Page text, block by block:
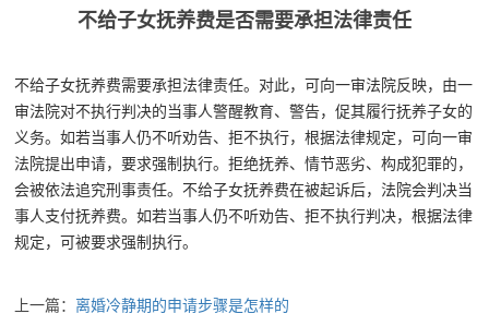
不给子女抚养费是否需要承担法律责任
不给子女抚养费需要承担法律责任。对此，可向一审法院反映，由一
审法院对不执行判决的当事人警醒教育、警告，促其履行抚养子女的
义务。如若当事人仍不听劝告、拒不执行，根据法律规定，可向一审
法院提出申请，要求强制执行。拒绝抚养、情节恶劣、构成犯罪的，
会被依法追究刑事责任。不给子女抚养费在被起诉后，法院会判决当
事人支付抚养费。如若当事人仍不听劝告、拒不执行判决，根据法律
规定，可被要求强制执行。
上一篇： 离婚冷静期的申请步骤是怎样的